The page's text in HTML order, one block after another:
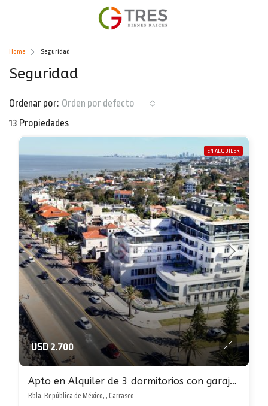
Home Seguridad
Seguridad
13 Propiedades
Ordenar por: Orden por defecto
EN ALQUILER
USD 2.700
Apto en Alquiler de 3 dormitorios con garaje en Carrasco sobre rambla al frente
Rbla. República de México, , Carrasco